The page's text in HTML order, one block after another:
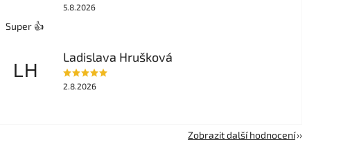
5.8.2026
Super 👍
LH
Ladislava Hrušková
2.8.2026
Zobrazit další hodnocení